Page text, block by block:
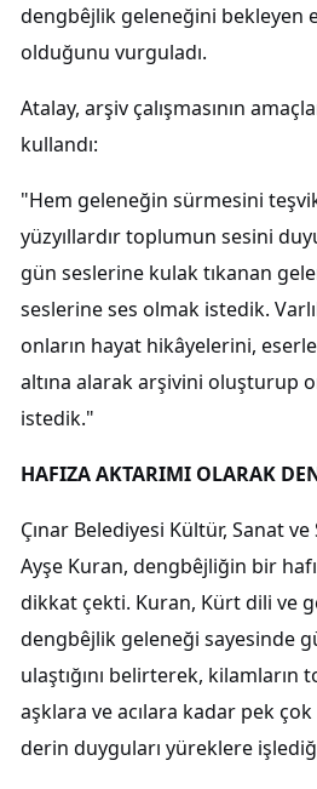
dengbêjlik geleneğini bekleyen
olduğunu vurguladı.
Atalay, arşiv çalışmasının
kullandı:
"Hem geleneğin sürmesini
yüzyıllardır toplumun sesini
gün seslerine kulak tıkanan
seslerine ses olmak istedik.
onların hayat hikâyelerini,
altına alarak arşivini oluşturup
istedik."
HAFIZA AKTARIMI OLARAK
Çınar Belediyesi Kültür, Sanat
Ayşe Kuran, dengbêjliğin bir
dikkat çekti. Kuran, Kürt dili ve
dengbêjlik geleneği sayesinde
ulaştığını belirterek, kilamların
aşklara ve acılara kadar pek
derin duyguları yüreklere